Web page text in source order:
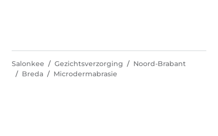
Salonkee Gezichtsverzorging
Noord-Brabant
Breda
Microdermabrasie